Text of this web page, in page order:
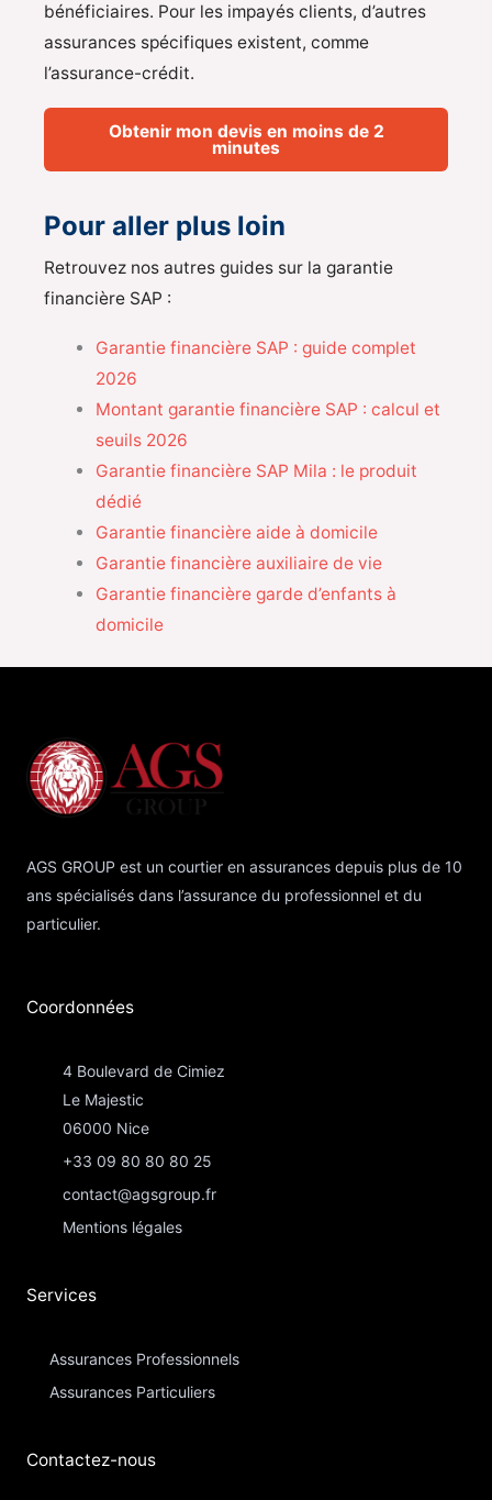
bénéficiaires. Pour les impayés clients, d’autres
assurances spécifiques existent, comme
l’assurance-crédit.
Obtenir mon devis en moins de 2
minutes
Pour aller plus loin
Retrouvez nos autres guides sur la garantie
financière SAP :
Garantie financière SAP : guide complet
2026
Montant garantie financière SAP : calcul et
seuils 2026
Garantie financière SAP Mila : le produit
dédié
Garantie financière aide à domicile
Garantie financière auxiliaire de vie
Garantie financière garde d’enfants à
domicile
AGS GROUP est un courtier en assurances depuis plus de 10
ans spécialisés dans l’assurance du professionnel et du
particulier.
Coordonnées​
4 Boulevard de Cimiez
Le Majestic
06000 Nice
+33 09 80 80 80 25
contact@agsgroup.fr
Mentions légales
Services
Assurances Professionnels
Assurances Particuliers​
Contactez-nous​